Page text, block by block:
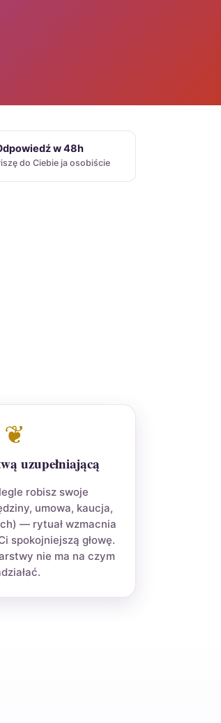
w 48h
do Ciebie ja osobiście
❦
uzupełniającą
robisz swoje
umowa, kaucja,
— rytuał wzmacnia
spokojniejszą głowę.
nie ma na czym